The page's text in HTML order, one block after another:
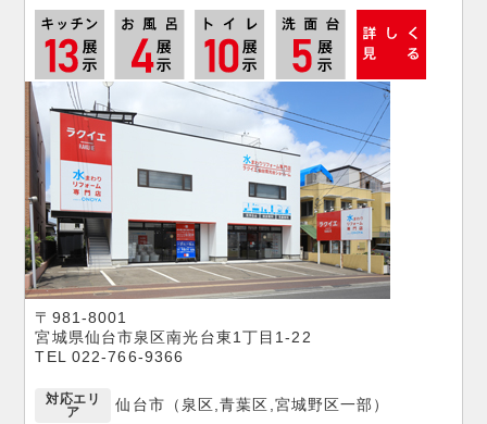
〒981-8001
宮城県仙台市泉区南光台東1丁目1-22
TEL 022-766-9366
対応エリ
ア
仙台市（泉区,青葉区,宮城野区一部）